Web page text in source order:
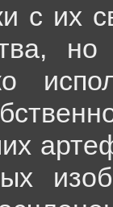
с их